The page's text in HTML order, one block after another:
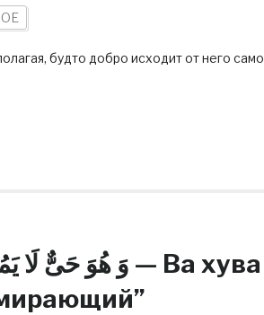
будто добро исходит от него